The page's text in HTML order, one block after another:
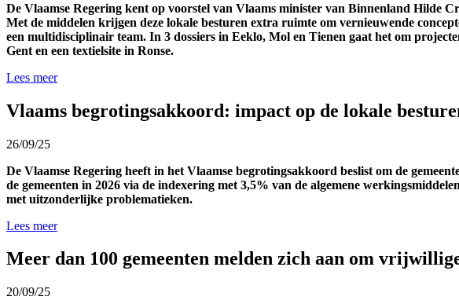
De Vlaamse Regering kent op voorstel van Vlaams minister van Binnenland Hilde
Met de middelen krijgen deze lokale besturen extra ruimte om vernieuwende
een multidisciplinair team. In 3 dossiers in Eeklo, Mol en Tienen gaat het om
Gent en een textielsite in Ronse.
Lees meer
Vlaams begrotingsakkoord: impact op de lokale
26/09/25
De Vlaamse Regering heeft in het Vlaamse begrotingsakkoord beslist om de
de gemeenten in 2026 via de indexering met 3,5% van de algemene werkingsmiddelen
met uitzonderlijke problematieken.
Lees meer
Meer dan 100 gemeenten melden zich aan om
20/09/25